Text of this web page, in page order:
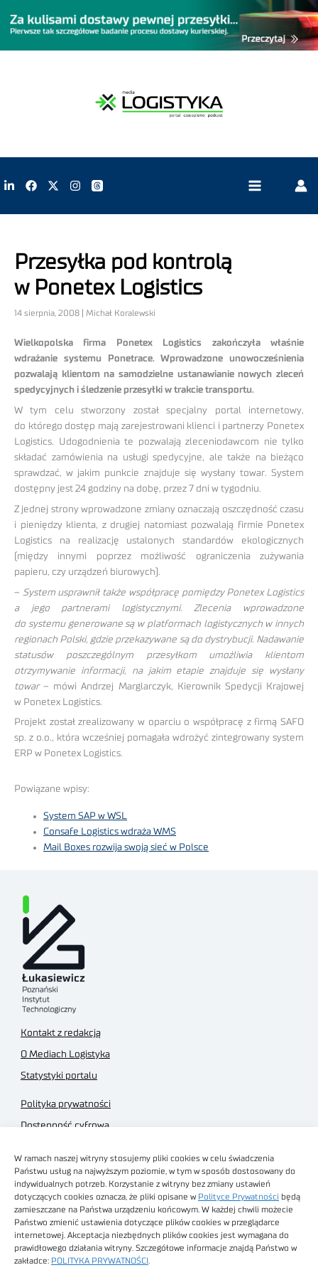
W ramach naszej witryny stosujemy pliki cookies w celu świadczenia
Państwu usług na najwyższym poziomie, w tym w sposób dostosowany do
indywidualnych potrzeb. Korzystanie z witryny bez zmiany ustawień
dotyczących cookies oznacza, że pliki opisane w Polityce Prywatności będą
zamieszczane na Państwa urządzeniu końcowym. W każdej chwili możecie
Państwo zmienić ustawienia dotyczące plików cookies w przeglądarce
internetowej. Akceptacja niezbędnych plików cookies jest wymagana do
prawidłowego działania witryny. Szczegółowe informacje znajdą Państwo w
zakładce: POLITYKA PRYWATNOŚCI
Przesyłka pod kontrolą
w Ponetex Logistics
14 sierpnia, 2008 | Michał Koralewski
Wielkopolska firma Ponetex Logistics zakończyła właśnie
wdrażanie systemu Ponetrace. Wprowadzone unowocześnienia
pozwalają klientom na samodzielne ustanawianie nowych zleceń
spedycyjnych i śledzenie przesyłki w trakcie transportu.
W tym celu stworzony został specjalny portal internetowy,
do którego dostęp mają zarejestrowani klienci i partnerzy Ponetex
Logistics. Udogodnienia te pozwalają zleceniodawcom nie tylko
składać zamówienia na usługi spedycyjne, ale także na bieżąco
sprawdzać, w jakim punkcie znajduje się wysłany towar. System
dostępny jest 24 godziny na dobę, przez 7 dni w tygodniu.
Z jednej strony wprowadzone zmiany oznaczają oszczędność czasu
i pieniędzy klienta, z drugiej natomiast pozwalają firmie Ponetex
Logistics na realizację ustalonych standardów ekologicznych
(między innymi poprzez możliwość ograniczenia zużywania
papieru, czy urządzeń biurowych).
– System usprawnił także współpracę pomiędzy Ponetex Logistics
a jego partnerami logistycznymi. Zlecenia wprowadzone
do systemu generowane są w platformach logistycznych w innych
regionach Polski, gdzie przekazywane są do dystrybucji. Nadawanie
statusów poszczególnym przesyłkom umożliwia klientom
otrzymywanie informacji, na jakim etapie znajduje się wysłany
towar– mówi Andrzej Marglarczyk, Kierownik Spedycji Krajowej
w Ponetex Logistics.
Projekt został zrealizowany w oparciu o współpracę z firmą SAFO
sp. z o.o., która wcześniej pomagała wdrożyć zintegrowany system
ERP w Ponetex Logistics.
Powiązane wpisy:
System SAP w WSL
Consafe Logistics wdraża WMS
Mail Boxes rozwija swoją sieć w Polsce
Kontakt z redakcją
O Mediach Logistyka
Statystyki portalu
Polityka prywatności
Dostępność cyfrowa
Regulamin sklepu
Obrazy stockowe
autorstwa